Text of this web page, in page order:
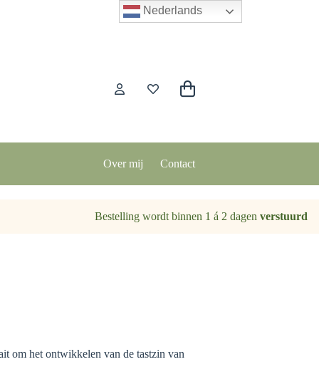
Winkelwagen
Over mij Contact
Bestelling wordt binnen 1 á 2 dagen verstuurd
om het ontwikkelen van de tastzin van
Nederlands